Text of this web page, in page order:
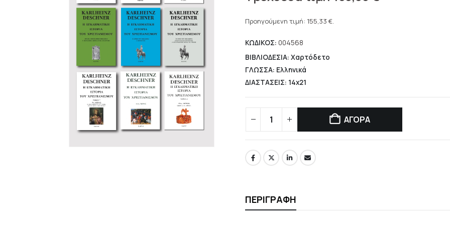
was:
221,90 €.
τρέχουσα
είναι:
155,33 €.
Προηγούμενη τιμή: 155,33 €.
ΚΩΔΙΚΟΣ: 004568
ΒΙΒΛΙΟΔΕΣΙΑ: Χαρτόδετο
ΓΛΩΣΣΑ: Ελληνικά
ΔΙΑΣΤΑΣΕΙΣ: 14x21
ΑΓΟΡΑ
ΠΕΡΙΓΡΑΦΉ